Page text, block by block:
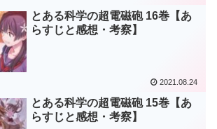
とある科学の超電磁砲 16巻【あ
らすじと感想・考察】
2021.08.24
とある科学の超電磁砲 15巻【あ
らすじと感想・考察】